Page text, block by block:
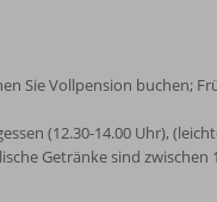
Sie Vollpension buchen;
(12.30-14.00 Uhr),
Getränke sind